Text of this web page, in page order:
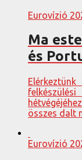
Eurovízió
Ma
és
összes dalt
Eurovízió